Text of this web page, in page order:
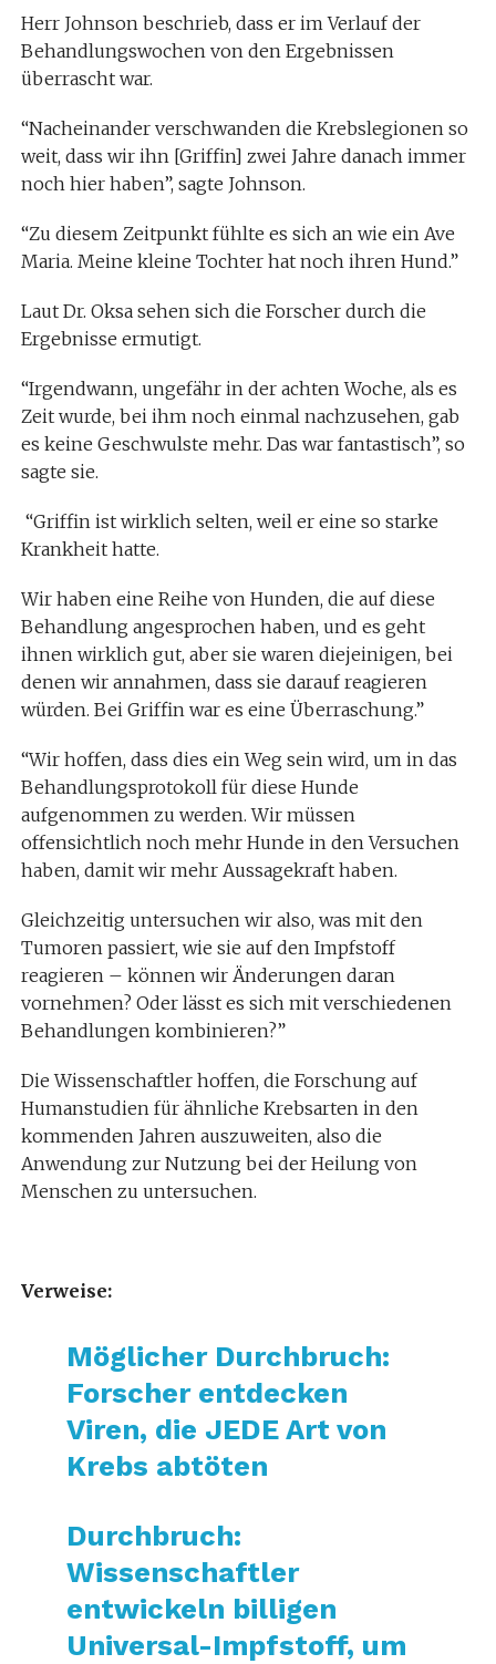
Herr Johnson beschrieb, dass er im Verlauf der
Behandlungswochen von den Ergebnissen
überrascht war.
“Nacheinander verschwanden die Krebslegionen so
weit, dass wir ihn [Griffin] zwei Jahre danach immer
noch hier haben”, sagte Johnson.
“Zu diesem Zeitpunkt fühlte es sich an wie ein Ave
Maria. Meine kleine Tochter hat noch ihren Hund.”
Laut Dr. Oksa sehen sich die Forscher durch die
Ergebnisse ermutigt.
“Irgendwann, ungefähr in der achten Woche, als es
Zeit wurde, bei ihm noch einmal nachzusehen, gab
es keine Geschwulste mehr. Das war fantastisch”, so
sagte sie.
“Griffin ist wirklich selten, weil er eine so starke
Krankheit hatte.
Wir haben eine Reihe von Hunden, die auf diese
Behandlung angesprochen haben, und es geht
ihnen wirklich gut, aber sie waren diejeinigen, bei
denen wir annahmen, dass sie darauf reagieren
würden. Bei Griffin war es eine Überraschung.”
“Wir hoffen, dass dies ein Weg sein wird, um in das
Behandlungsprotokoll für diese Hunde
aufgenommen zu werden. Wir müssen
offensichtlich noch mehr Hunde in den Versuchen
haben, damit wir mehr Aussagekraft haben.
Gleichzeitig untersuchen wir also, was mit den
Tumoren passiert, wie sie auf den Impfstoff
reagieren – können wir Änderungen daran
vornehmen? Oder lässt es sich mit verschiedenen
Behandlungen kombinieren?”
Die Wissenschaftler hoffen, die Forschung auf
Humanstudien für ähnliche Krebsarten in den
kommenden Jahren auszuweiten, also die
Anwendung zur Nutzung bei der Heilung von
Menschen zu untersuchen.
Verweise:
Möglicher Durchbruch:
Forscher entdecken
Viren, die JEDE Art von
Krebs abtöten
Durchbruch:
Wissenschaftler
entwickeln billigen
Universal-Impfstoff, um